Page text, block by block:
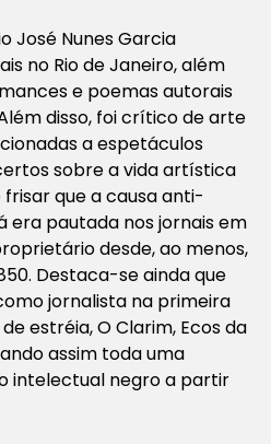
José Nunes Garcia
no Rio de Janeiro, além
e poemas autorais
disso, foi crítico de arte
a espetáculos
sobre a vida artística
que a causa anti-
era pautada nos jornais em
desde, ao menos,
Destaca-se ainda que
jornalista na primeira
estréia,O Clarim, Ecos da
assim toda uma
intelectual negro a partir